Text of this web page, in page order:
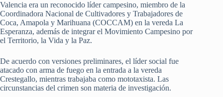
Valencia era un reconocido líder campesino, miembro de la
Coordinadora Nacional de Cultivadores y Trabajadores de
Coca, Amapola y Marihuana (COCCAM) en la vereda La
Esperanza, además de integrar el Movimiento Campesino por
el Territorio, la Vida y la Paz.
De acuerdo con versiones preliminares, el líder social fue
atacado con arma de fuego en la entrada a la vereda
Crestegallo, mientras trabajaba como mototaxista. Las
circunstancias del crimen son materia de investigación.